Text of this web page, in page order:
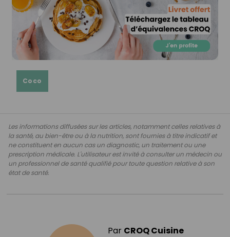
Coco
Les informations diffusées sur les articles, notamment celles relatives à
la santé, au bien-être ou à la nutrition, sont fournies à titre indicatif et
ne constituent en aucun cas un diagnostic, un traitement ou une
prescription médicale. L'utilisateur est invité à consulter un médecin ou
un professionnel de santé qualifié pour toute question relative à son
état de santé.
Par CROQ Cuisine